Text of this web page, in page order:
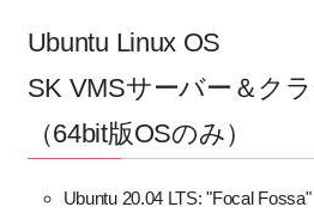
Ubuntu Linux OS
SK VMSサーバー＆ク
（64bit版OSのみ）
Ubuntu 20.04 LTS: "Focal Fossa"